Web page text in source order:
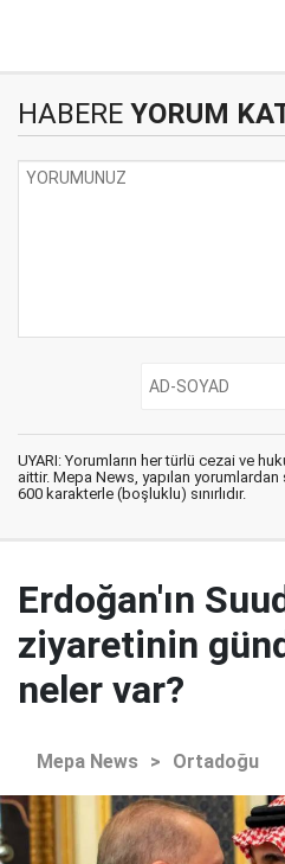
HABERE YORUM
UYARI: Yorumların her türlü cezai ve
aittir. Mepa News, yapılan
600 karakterle (boşluklu) sınırlıdır.
Erdoğan'ın
ziyaretinin
neler var?
Mepa News > Ortadoğu